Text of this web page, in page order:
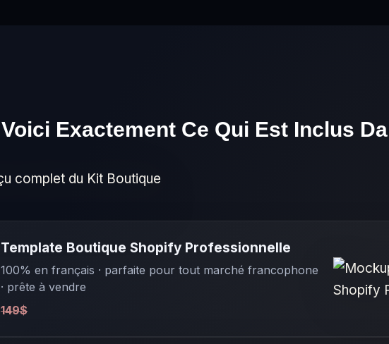
Voici Exactement Ce Qui Est Inclus
Template Boutique Shopify Professionnelle
100% en français · parfaite pour tout marché francophone
· prête à vendre
149$